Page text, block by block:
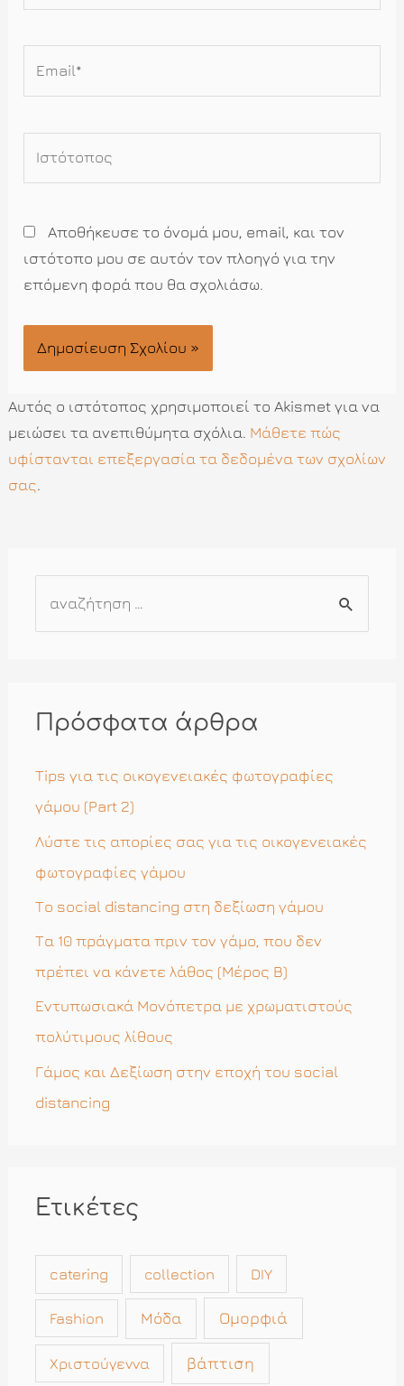
Αποθήκευσε το όνομά μου, email, και τον
ιστότοπο μου σε αυτόν τον πλοηγό για την
επόμενη φορά που θα σχολιάσω.
Αυτός ο ιστότοπος χρησιμοποιεί το Akismet για να
μειώσει τα ανεπιθύμητα σχόλια. Μάθετε πώς
υφίστανται επεξεργασία τα δεδομένα των σχολίων
σας.
ή
η
σ
η
γ
Πρόσφατα άρθρα
Tips για τις οικογενειακές φωτογραφίες
γάμου (Part 2)
Λύστε τις απορίες σας για τις οικογενειακές
φωτογραφίες γάμου
Το social distancing στη δεξίωση γάμου
Τα 10 πράγματα πριν τον γάμο, που δεν
πρέπει να κάνετε λάθος (Μέρος Β)
Εντυπωσιακά Μονόπετρα με χρωματιστούς
πολύτιμους λίθους
Γάμος και Δεξίωση στην εποχή του social
distancing
Ετικέτες
catering collection DIY
Fashion Μόδα Ομορφιά
Χριστούγεννα βάπτιση